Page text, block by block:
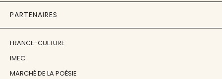
PARTENAIRES
FRANCE-CULTURE
IMEC
MARCHÉ DE LA POÉSIE